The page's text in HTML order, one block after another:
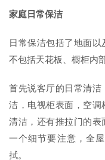
家庭日常保洁
日常保洁包括了地面以
不包括天花板、橱柜内
首先说客厅的日常清
洁，电视柜表面，空
清洁，还有推拉门的
一个细节要注意，全
拭。